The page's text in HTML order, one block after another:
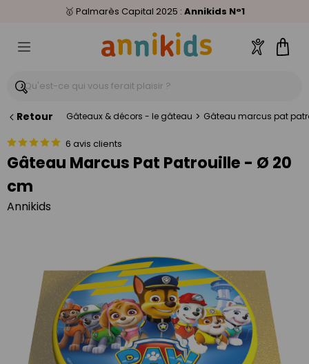
Livraison relais offertedès 59€🚚
🥇 Palmarès Capital 2025 : Annikids N°1
⭐⭐⭐⭐⭐4,6/5(24 000 avis clients)
Compte
Retour Gâteaux & décors - le gâteau > Gâteau marcus pat
6 avis clients
Gâteau Marcus Pat Patrouille - Ø 20
cm
Annikids